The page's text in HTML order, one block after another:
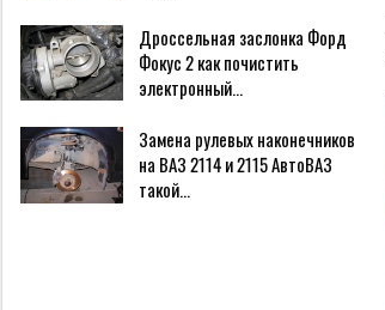
Дроссельная заслонка Форд
Фокус 2 как почистить
электронный…
Замена рулевых наконечников
на ВАЗ 2114 и 2115 АвтоВАЗ
такой…